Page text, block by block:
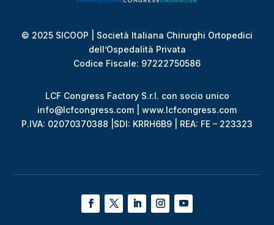
© 2025 SICOOP | Società Italiana Chirurghi Ortopedici
dell’Ospedalità Privata
Codice Fiscale: 97222750586
LCF Congress Factory S.r.l. con socio unico
info@lcfcongress.com | www.lcfcongress.com
P.IVA: 02070370388 |SDI: KRRH6B9 | REA: FE – 223323